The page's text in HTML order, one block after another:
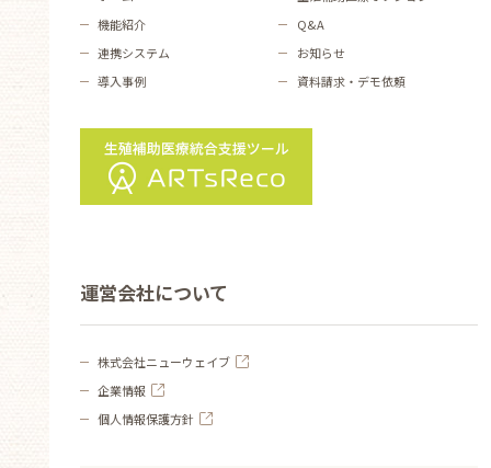
機能紹介
連携システム
導入事例
Q&A
お知らせ
資料請求・デモ依頼
運営会社について
株式会社ニューウェイブ
企業情報
個人情報保護方針